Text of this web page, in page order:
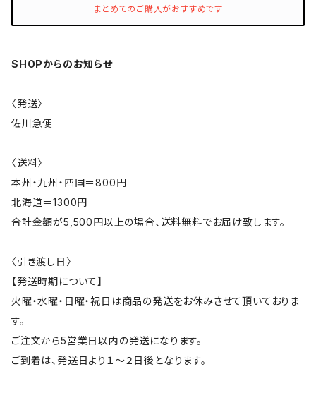
まとめてのご購入がおすすめです
SHOPからのお知らせ
〈発送〉
佐川急便
〈送料〉
本州・九州・四国＝800円
北海道＝1300円
合計金額が5,500円以上の場合、送料無料でお届け致します。
〈引き渡し日〉
【発送時期について】
火曜・水曜・日曜・祝日は商品の発送をお休みさせて頂いておりま
す。
ご注文から5営業日以内の発送になります。
ご到着は、発送日より１～２日後となります。